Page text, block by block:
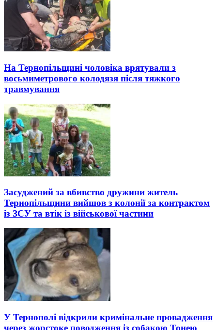
На Тернопільщині чоловіка врятували з
восьмиметрового колодязя після тяжкого
травмування
Засуджений за вбивство дружини житель
Тернопільщини вийшов з колонії за контрактом
із ЗСУ та втік із військової частини
У Тернополі відкрили кримінальне провадження
через жорстоке поводження із собакою Тонею